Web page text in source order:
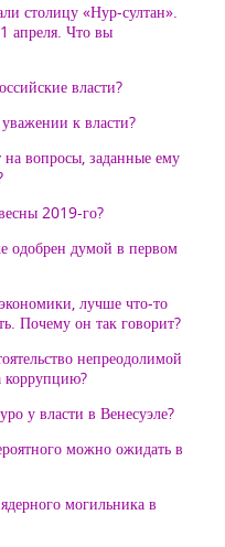
столицу «Нур-султан».
апреля. Что вы
власти?
к власти?
вопросы, заданные ему
2019-го?
одобрен думой в первом
лучше что-то
Почему он так говорит?
непреодолимой
коррупцию?
у власти в Венесуэле?
можно ожидать в
могильника в